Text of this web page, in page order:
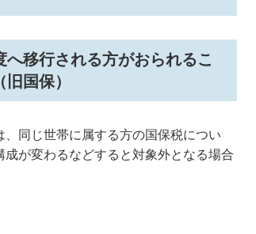
移行される方がおられるこ
国保）
同じ世帯に属する方の国保税につい
が変わるなどすると対象外となる場合